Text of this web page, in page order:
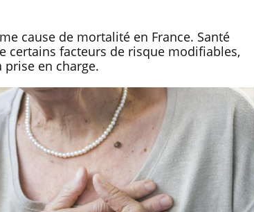
cause de mortalité en France. Santé
certains facteurs de risque modifiables,
en charge.